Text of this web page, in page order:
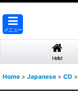
メニュー
Hello!
Home > Japanese > CD >